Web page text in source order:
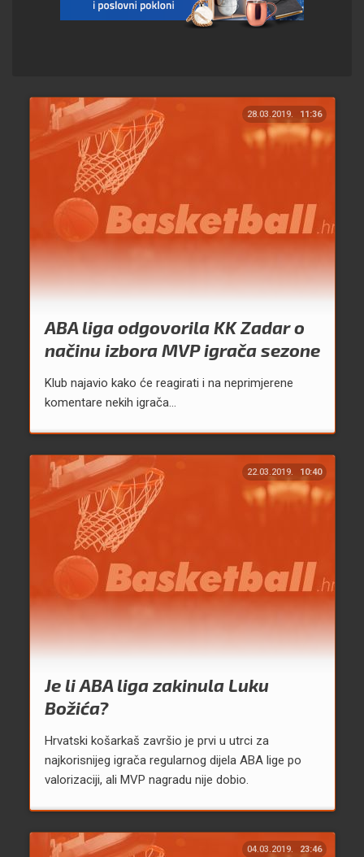
28.03.2019. 11:36
ABA liga odgovorila KK Zadar o
načinu izbora MVP igrača sezone
Klub najavio kako će reagirati i na neprimjerene
komentare nekih igrača...
22.03.2019. 10:40
Je li ABA liga zakinula Luku
Božića?
Hrvatski košarkaš završio je prvi u utrci za
najkorisnijeg igrača regularnog dijela ABA lige po
valorizaciji, ali MVP nagradu nije dobio.
04.03.2019. 23:46